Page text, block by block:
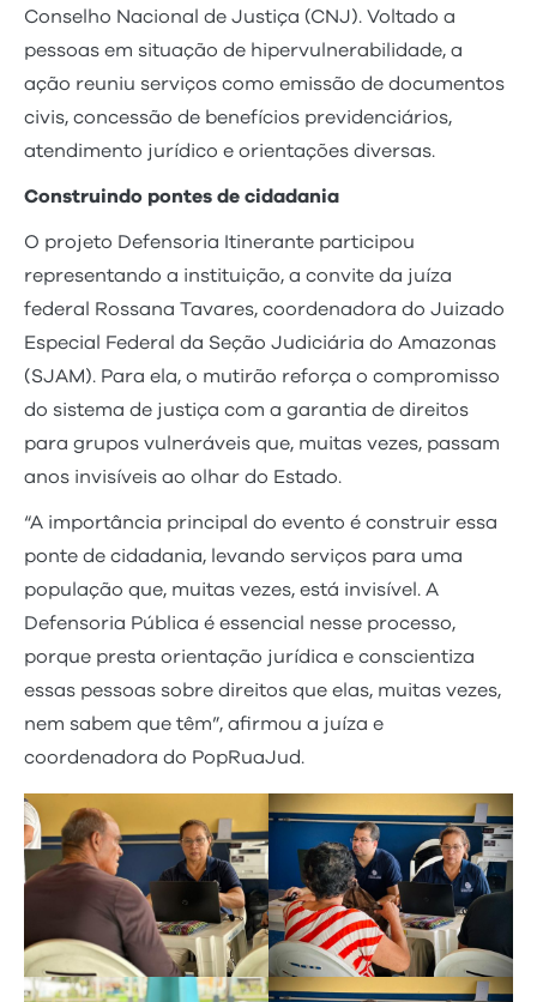
Conselho Nacional de Justiça (CNJ). Voltado a
pessoas em situação de hipervulnerabilidade, a
ação reuniu serviços como emissão de documentos
civis, concessão de benefícios previdenciários,
atendimento jurídico e orientações diversas.
Construindo pontes de cidadania
O projeto Defensoria Itinerante participou
representando a instituição, a convite da juíza
federal Rossana Tavares, coordenadora do Juizado
Especial Federal da Seção Judiciária do Amazonas
(SJAM). Para ela, o mutirão reforça o compromisso
do sistema de justiça com a garantia de direitos
para grupos vulneráveis que, muitas vezes, passam
anos invisíveis ao olhar do Estado.
“A importância principal do evento é construir essa
ponte de cidadania, levando serviços para uma
população que, muitas vezes, está invisível. A
Defensoria Pública é essencial nesse processo,
porque presta orientação jurídica e conscientiza
essas pessoas sobre direitos que elas, muitas vezes,
nem sabem que têm”, afirmou a juíza e
coordenadora do PopRuaJud.